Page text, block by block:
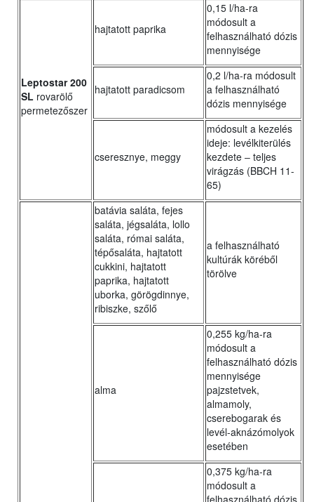
Leptostar 200
SL rovarölő
permetezőszer
hajtatott paprika
0,15 l/ha-ra
módosult a
felhasználható dózis
mennyisége
hajtatott paradicsom
0,2 l/ha-ra módosult
a felhasználható
dózis mennyisége
cseresznye, meggy
módosult a kezelés
ideje: levélkiterülés
kezdete ‒ teljes
virágzás (BBCH 11-
65)
batávia saláta, fejes
saláta, jégsaláta, lollo
saláta, római saláta,
tépősaláta, hajtatott
cukkini, hajtatott
paprika, hajtatott
uborka, görögdinnye,
ribiszke, szőlő
a felhasználható
kultúrák köréből
törölve
alma
0,255 kg/ha-ra
módosult a
felhasználható dózis
mennyisége
pajzstetvek,
almamoly,
cserebogarak és
levél-aknázómolyok
esetében
0,375 kg/ha-ra
módosult a